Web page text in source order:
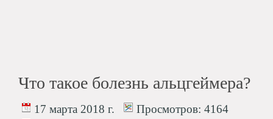
Что такое болезнь альцгеймера?
17 марта 2018 г. Просмотров: 4164